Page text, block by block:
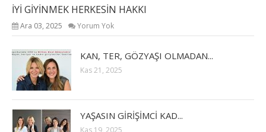
İYİ GİYİNMEK HERKESİN HAKKI
Ara 03, 2025 Yorum Yok
KAN, TER, GÖZYAŞI OLMADAN...
Kas 21, 2025
YAŞASIN GİRİŞİMCİ KAD...
Kas 19, 2025